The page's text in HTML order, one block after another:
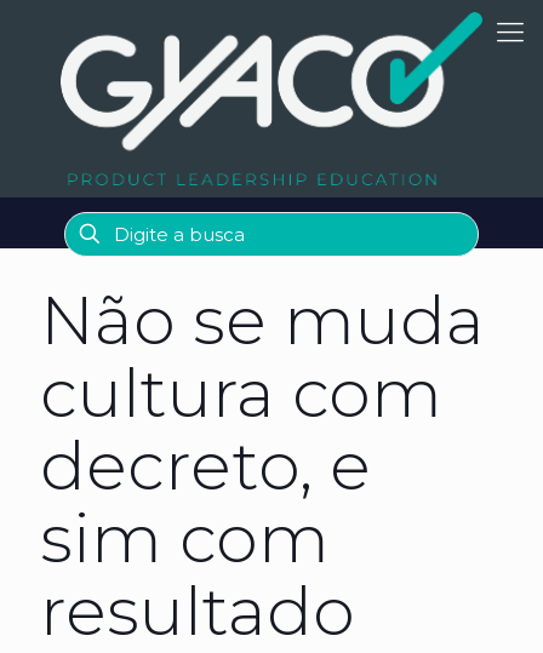
Não se muda
cultura com
decreto, e
sim com
resultado